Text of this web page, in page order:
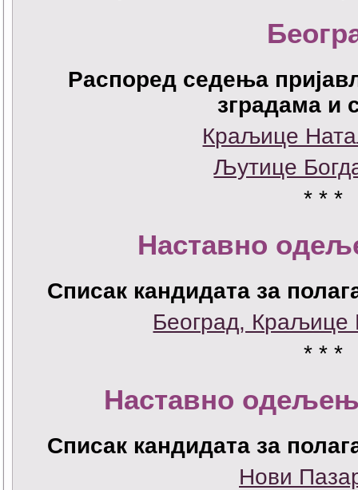
Распоред седења
зградама и
Краљице
Љутице
* * *
Наставно
Списак кандидата за
Београд, Краљице
* * *
Наставно
Списак кандидата за
Нови